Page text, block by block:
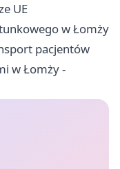
UE
w Łomży
pacjentów
w Łomży -